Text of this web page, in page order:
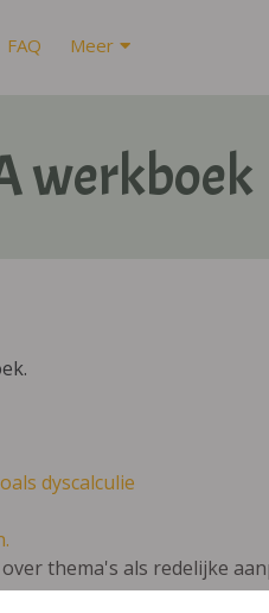
FAQ Meer
werkboek
dyscalculie
thema's als redelijke